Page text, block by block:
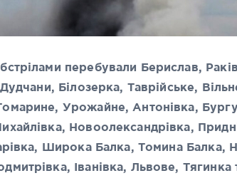
перебували Берислав,
Білозерка, Таврійське,
Урожайне, Антонівка,
Новоолександрівка,
Широка Балка, Томина Балка,
Іванівка, Львове, Тягинка